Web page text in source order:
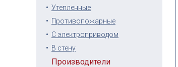
Утепленные
Противопожарные
С электроприводом
В стену
Производители